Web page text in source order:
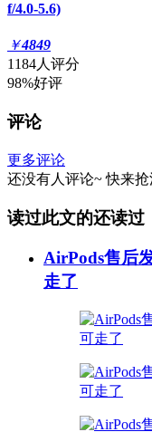
f/4.0-5.6)
￥4849
1184人评分
98%好评
评论
更多评论
还没有人评论~ 快来抢
读过此文的还读过
AirPods售后
走了